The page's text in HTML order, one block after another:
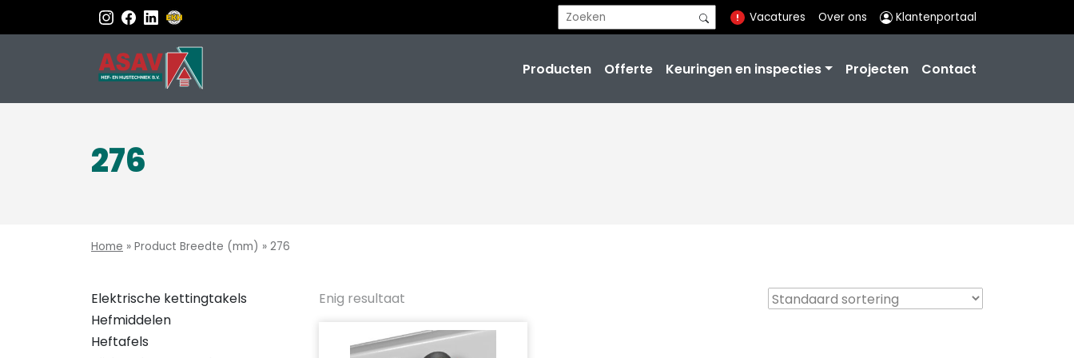
Vacatures Over ons Klantenportaal
Producten Offerte Keuringen en inspecties Projecten Contact
276
Home » Product Breedte (mm) » 276
Elektrische kettingtakels
Hefmiddelen
Heftafels
Enig resultaat